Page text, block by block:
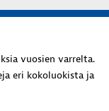
vuosien varrelta.
eri kokoluokista ja